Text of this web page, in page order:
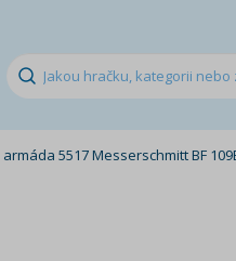
5517 Messerschmitt BF